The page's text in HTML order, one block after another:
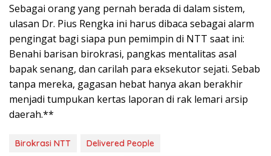
Sebagai orang yang pernah berada di dalam sistem,
ulasan Dr. Pius Rengka ini harus dibaca sebagai alarm
pengingat bagi siapa pun pemimpin di NTT saat ini:
Benahi barisan birokrasi, pangkas mentalitas asal
bapak senang, dan carilah para eksekutor sejati. Sebab
tanpa mereka, gagasan hebat hanya akan berakhir
menjadi tumpukan kertas laporan di rak lemari arsip
daerah.**
Birokrasi NTT
Delivered People